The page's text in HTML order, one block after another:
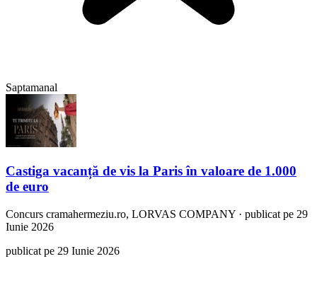
Saptamanal
Castiga vacanță de vis la Paris în valoare de 1.000
de euro
Concurs cramahermeziu.ro, LORVAS COMPANY · publicat pe 29
Iunie 2026
publicat pe 29 Iunie 2026